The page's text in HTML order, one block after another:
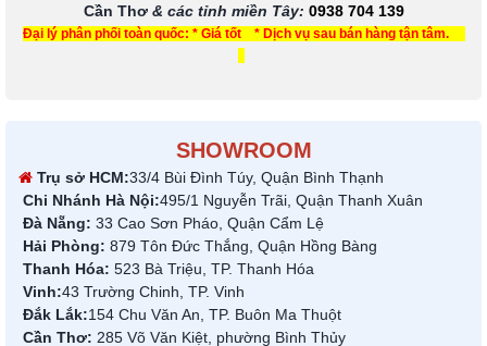
Cần Thơ & các tỉnh miền Tây: 0938 704 139
Đại lý phân phối toàn quốc: * Giá tốt * Dịch vụ sau bán hàng tận tâm.
SHOWROOM
Trụ sở HCM:33/4 Bùi Đình Túy, Quận Bình Thạnh
Chi Nhánh Hà Nội:495/1 Nguyễn Trãi, Quận Thanh Xuân
Đà Nẵng: 33 Cao Sơn Pháo, Quận Cẩm Lệ
Hải Phòng: 879 Tôn Đức Thắng, Quận Hồng Bàng
Thanh Hóa: 523 Bà Triệu, TP. Thanh Hóa
Vinh:43 Trường Chinh, TP. Vinh
Đắk Lắk:154 Chu Văn An, TP. Buôn Ma Thuột
Cần Thơ: 285 Võ Văn Kiệt, phường Bình Thủy